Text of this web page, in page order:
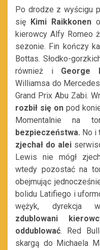
Po drodze z wyścigu
się
Kimi Raikkonen
kierowcy Alfy Romeo
sezonie. Fin kończy
Bottas. Słodko-
również i George
Williamsa do
Grand Prix Abu Zabi.
rozbił się on pod
Momentalnie na
bezpieczeństwa. No i
zjechał do alei
Lewis nie mógł
wtedy pozostać na
obejmując
bolidu Latifiego i
wężyk, dyrekcja
zdublowani
oddublować. Red
skargą do Michaela